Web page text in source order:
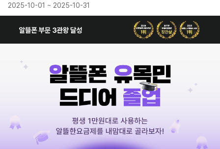
2025-10-01 ~ 2025-10-31